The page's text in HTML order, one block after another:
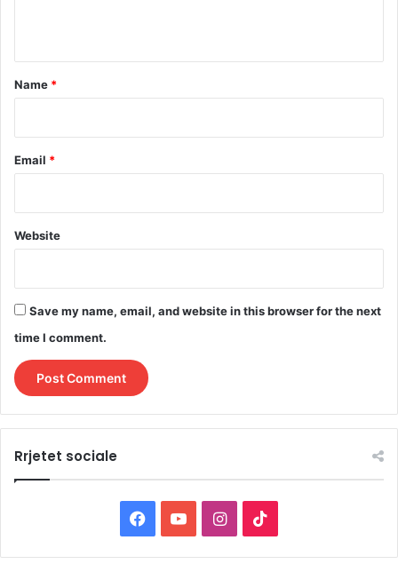
*
Name *
Email *
Website
Save my name, email, and website in this browser for the next
time I comment.
Rrjetet sociale
a
o
I
n
i